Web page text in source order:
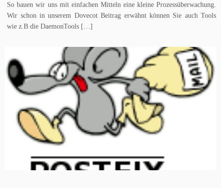
So bauen wir uns mit einfachen Mitteln eine kleine Prozessüberwachung.
Wir schon in unserem Dovecot Beitrag erwähnt können Sie auch Tools
wie z.B die DaemonTools […]